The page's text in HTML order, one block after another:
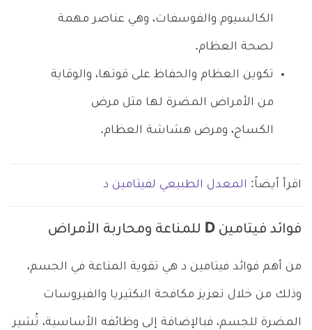
الكالسيوم والفوسفات، وهي عناصر مهمة
لصحة العظام.
تكوين العظام والحفاظ على قوتها، والوقاية
من الأمراض المضرة لها مثل مرض
الكساح، ومرض هشاشة العظام.
اقرأ أيضاً: المعدل الطبيعي لفيتامين د
فوائد فيتامين D للمناعة ومحاربة الأمراض
من أهم فوائد فيتامين د هي تقوية المناعة في الجسم،
وذلك من خلال تعزيز مكافحة البكتيريا والفيروسات
المضرة للجسم، فبالإضافة إلى وظائفه الأساسية، تُشير